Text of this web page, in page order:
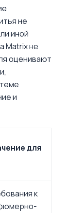
не
иной
Matrix не
оценивают
и
для
к